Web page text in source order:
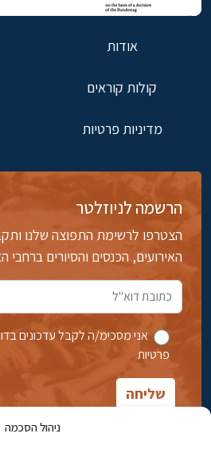
ניהול הסכמה
אודות
קולות קוראים
מדיניות פרטיות
הרשמה לניוזלטר
הצטרפו לרשימת התפוצה שלנו
האירועים, הכנסים והסיורים ברחבי
אני מסכימ/ה לקבל עדכונים
פרטיות